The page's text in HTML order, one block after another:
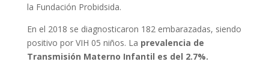
la Fundación Probidsida.
En el 2018 se diagnosticaron 182 embarazadas, siendo
positivo por VIH 05 niños. La prevalencia de
Transmisión Materno Infantil es del 2.7%.